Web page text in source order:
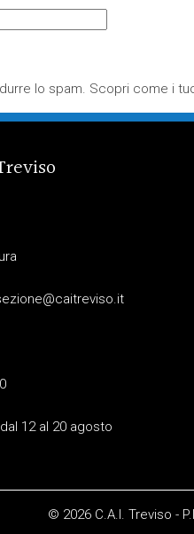
lo spam. Scopri come i
12 al 20 agosto
© 2026 C.A.I. Treviso -